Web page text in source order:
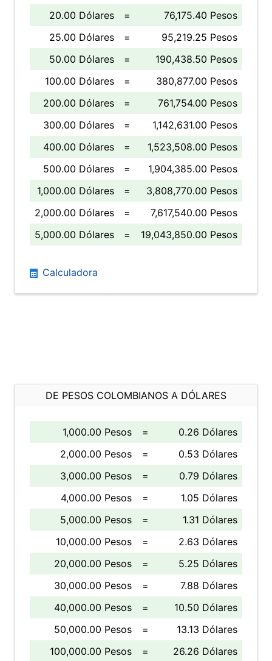
20.00 Dólares
=
76,175.40 Pesos
25.00 Dólares
=
95,219.25 Pesos
50.00 Dólares
=
190,438.50 Pesos
100.00 Dólares
=
380,877.00 Pesos
200.00 Dólares
=
761,754.00 Pesos
300.00 Dólares
=
1,142,631.00 Pesos
400.00 Dólares
=
1,523,508.00 Pesos
500.00 Dólares
=
1,904,385.00 Pesos
1,000.00 Dólares
=
3,808,770.00 Pesos
2,000.00 Dólares
=
7,617,540.00 Pesos
5,000.00 Dólares
= 19,043,850.00 Pesos
Calculadora
DE PESOS COLOMBIANOS A DÓLARES
1,000.00 Pesos =
0.26 Dólares
2,000.00 Pesos
=
0.53 Dólares
3,000.00 Pesos
=
0.79 Dólares
4,000.00 Pesos
=
1.05 Dólares
5,000.00 Pesos
=
1.31 Dólares
10,000.00 Pesos
=
2.63 Dólares
20,000.00 Pesos
=
5.25 Dólares
30,000.00 Pesos
=
7.88 Dólares
40,000.00 Pesos
=
10.50 Dólares
50,000.00 Pesos
=
13.13 Dólares
100,000.00 Pesos
= 26.26 Dólares